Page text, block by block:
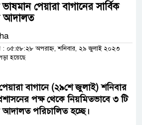
পেয়ারা বাগানের সার্বিক
আদালত
০৫:৫৮:২৮ অপরাহ্ন, শনিবার, ২৯ জুলাই ২০২৩
হয়েছে
বাগানে (২৯শে জুলাই) শনিবার
পক্ষ থেকে নিয়মিতভাবে ৩ টি
আদালত পরিচালিত হচ্ছে।